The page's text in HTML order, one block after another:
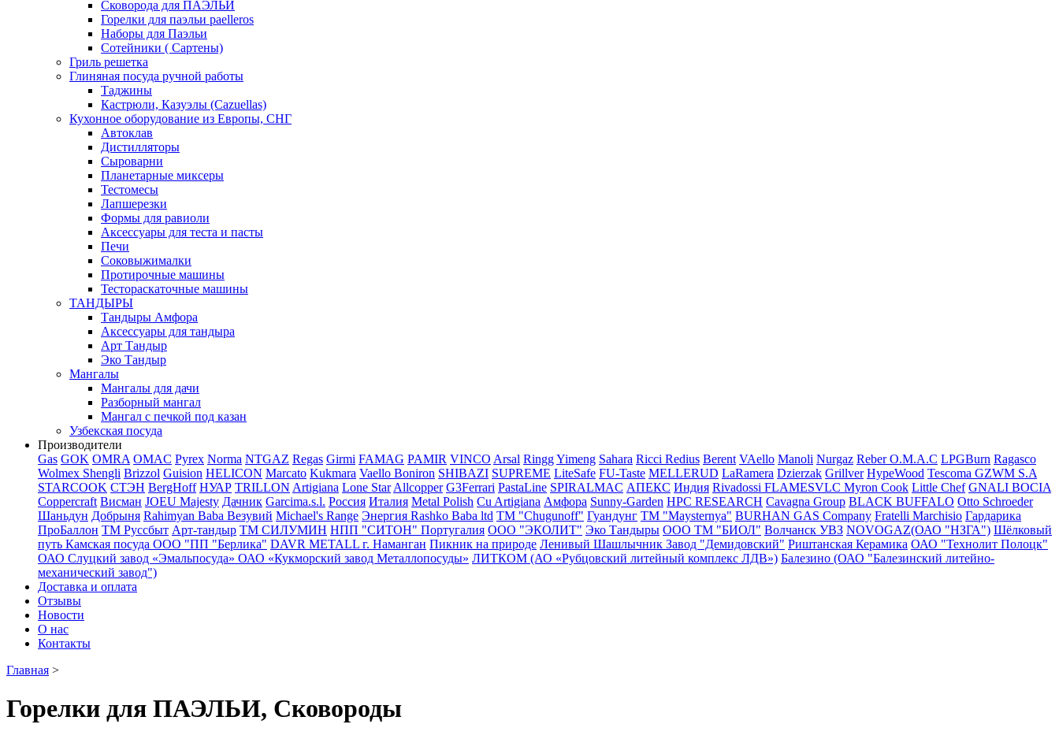
Сковорода для ПАЭЛЬИ
Горелки для паэльи paelleros
Наборы для Паэльи
Сотейники ( Сартены)
Гриль решетка
Глиняная посуда ручной работы
Таджины
Кастрюли, Казуэлы (Cazuellas)
Кухонное оборудование из Европы, СНГ
Автоклав
Дистилляторы
Сыроварни
Планетарные миксеры
Тестомесы
Лапшерезки
Формы для равиоли
Аксессуары для теста и пасты
Печи
Соковыжималки
Протирочные машины
Тестораскаточные машины
ТАНДЫРЫ
Тандыры Амфора
Аксессуары для тандыра
Арт Тандыр
Эко Тандыр
Мангалы
Мангалы для дачи
Разборный мангал
Мангал с печкой под казан
Узбекская посуда
Производители
Gas GOK OMRA OMAC Pyrex Norma NTGAZ Regas Girmi FAMAG PAMIR VINCO Arsal RinggYimeng Sahara Ricci Redius Berent VAello Manoli Nurgaz ReberO.M.A.C LPGBurn Ragasco
Wolmex Shengli Brizzol Guision HELICON Marcato Kukmara Vaello Boniron SHIBAZI SUPREME LiteSafe FU-Taste MELLERUD LaRamera Dzierzak Grillver HypeWood Tescoma GZWM S.A
STARCOOK СТЭН BergHoff НУАР TRILLON Artigiana Lone Star Allcopper G3Ferrari PastaLine SPIRALMAC АПЕКС Индия Rivadossi FLAMESVLC Myron Cook Little Chef GNALI BOCIA
Coppercraft Висман JOEU Majesty Дачник Garcima.s.l. Россия Италия Metal Polish Cu Artigiana Амфора Sunny-Garden HPC RESEARCH Cavagna Group BLACK BUFFALO Otto Schroeder
Шаньдун Добрыня Rahimyan Baba Везувий Michael's Range Энергия Rashko Baba ltd ТМ "Chugunoff" Гуандунг ТМ "Maysternya" BURHAN GAS Company Fratelli Marchisio Гардарика
ПроБаллон ТМ Руссбыт Арт-тандыр ТМ СИЛУМИН НПП "СИТОН" Португалия ООО "ЭКОЛИТ" Эко Тандыры ООО ТМ "БИОЛ" Волчанск УВЗ NOVOGAZ(ОАО "НЗГА") Шёлковый
путь Камская посуда ООО "ПП "Берлика" DAVR METALL г. Наманган Пикник на природе Ленивый Шашлычник Завод "Демидовский" Риштанская Керамика ОАО "Технолит Полоцк"
ОАО Слуцкий завод «Эмальпосуда» ОАО «Кукморский завод Металлопосуды» ЛИТКОМ (АО «Рубцовский литейный комплекс ЛДВ») Балезино (ОАО "Балезинский литейно-
механический завод")
Доставка и оплата
Отзывы
Новости
О нас
Контакты
Главная >
Горелки для ПАЭЛЬИ, Сковороды